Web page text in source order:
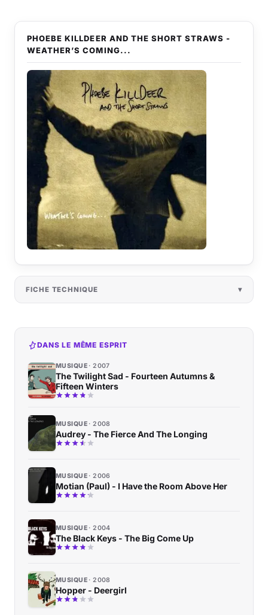
PHOEBE KILLDEER AND THE SHORT STRAWS -
WEATHER’S COMING...
FICHE TECHNIQUE
DANS LE MÊME ESPRIT
MUSIQUE 2007
The Twilight Sad - Fourteen Autumns &
Fifteen Winters
MUSIQUE 2008
Audrey - The Fierce And The Longing
MUSIQUE 2006
Motian (Paul) - I Have the Room Above Her
MUSIQUE 2004
The Black Keys - The Big Come Up
MUSIQUE 2008
Hopper - Deergirl